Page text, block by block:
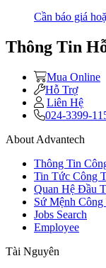
Cần báo giá
Thông Tin
Mua Online
Hỗ Trợ
Liên Hệ
024-3399-
About Advantech
Thông Tin
Tin Tức Công
Quan Hệ Đầu
Sứ Mệnh Công
Jobs Search
Employee
Tài Nguyên